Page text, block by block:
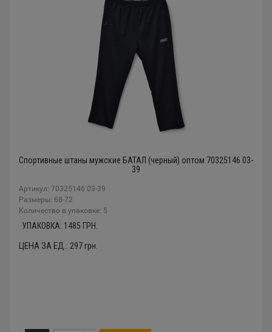
Спортивные штаны мужские БАТАЛ (черный) оптом 70325146 03-
39
Артикул: 70325146 03-39
Размеры: 68-72
Количество в упаковке: 5
УПАКОВКА: 1485 ГРН.
ЦЕНА ЗА ЕД.: 297грн.